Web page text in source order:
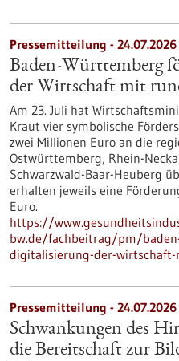
Pressemitteilung - 24.07.2026
Baden-Württemberg
der Wirtschaft mit
Am 23. Juli hat
Kraut vier symbolische
zwei Millionen Euro an die
Ostwürttemberg, Rhein-
Schwarzwald-Baar-Heuberg
erhalten jeweils eine
Euro.
https://
bw.de/fachbeitrag/pm/
digitalisierung-der-
Pressemitteilung - 24.07.2026
Schwankungen des
die Bereitschaft zur